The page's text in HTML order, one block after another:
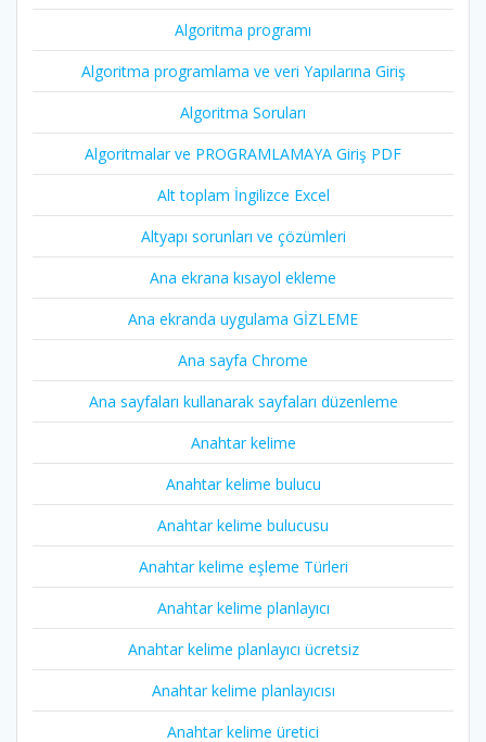
Algoritma programı
Algoritma programlama ve veri Yapılarına Giriş
Algoritma Soruları
Algoritmalar ve PROGRAMLAMAYA Giriş PDF
Alt toplam İngilizce Excel
Altyapı sorunları ve çözümleri
Ana ekrana kısayol ekleme
Ana ekranda uygulama GİZLEME
Ana sayfa Chrome
Ana sayfaları kullanarak sayfaları düzenleme
Anahtar kelime
Anahtar kelime bulucu
Anahtar kelime bulucusu
Anahtar kelime eşleme Türleri
Anahtar kelime planlayıcı
Anahtar kelime planlayıcı ücretsiz
Anahtar kelime planlayıcısı
Anahtar kelime üretici